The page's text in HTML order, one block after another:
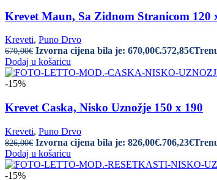
Krevet Maun, Sa Zidnom Stranicom 120
Kreveti, Puno Drvo
670,00€ Izvorna cijena bila je: 670,00€.572,85€
Dodaj u košaricu
-15%
Krevet Caska, Nisko Uznožje 150 x 190
Kreveti, Puno Drvo
826,00€ Izvorna cijena bila je: 826,00€.706,23€
Dodaj u košaricu
-15%